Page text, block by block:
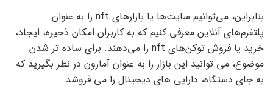
بنابراین، می‌توانیم سایت‌ها یا بازارهای nft را به عنوان
پلتفرم‌های آنلاین معرفی کنیم که به کاربران امکان ذخیره، ایجاد،
خرید یا فروش توکن‌های nft را می‌دهند. برای ساده تر شدن
موضوع، می توانید این بازار را به عنوان آمازون در نظر بگیرید که
به جای دستگاه، دارایی های دیجیتال را می فروشد.